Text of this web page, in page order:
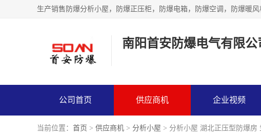
生产销售防爆分析小屋，防爆正压柜，防爆电箱，防爆空调，防爆暖
南阳首安防爆电气有限公
公司首页 供应商机 企业视频
当前位置： 首页 > 供应商机 > 分析小屋 > 分析小屋 湖北正压型防爆房